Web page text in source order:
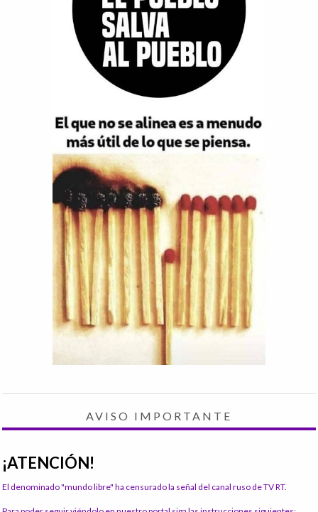
AVISO IMPORTANTE
¡ATENCIÓN!
El denominado "mundo libre" ha censurado la señal del canal ruso de TV RT.